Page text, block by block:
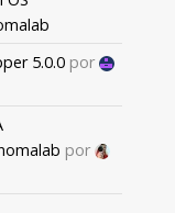
5.0.0 por
por